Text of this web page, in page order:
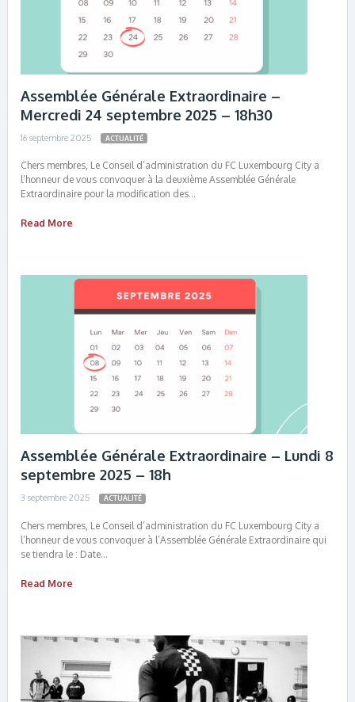
Assemblée Générale Extraordinaire –
Mercredi 24 septembre 2025 – 18h30
16 septembre 2025 ACTUALITÉ
Chers membres, Le Conseil d’administration du FC Luxembourg City a
l’honneur de vous convoquer à la deuxième Assemblée Générale
Extraordinaire pour la modification des…
Read More
Assemblée Générale Extraordinaire – Lundi 8
septembre 2025 – 18h
3 septembre 2025 ACTUALITÉ
Chers membres, Le Conseil d’administration du FC Luxembourg City a
l’honneur de vous convoquer à l’Assemblée Générale Extraordinaire qui
se tiendra le : Date…
Read More